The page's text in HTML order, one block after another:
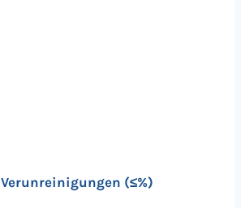
Verunreinigungen (≤%)